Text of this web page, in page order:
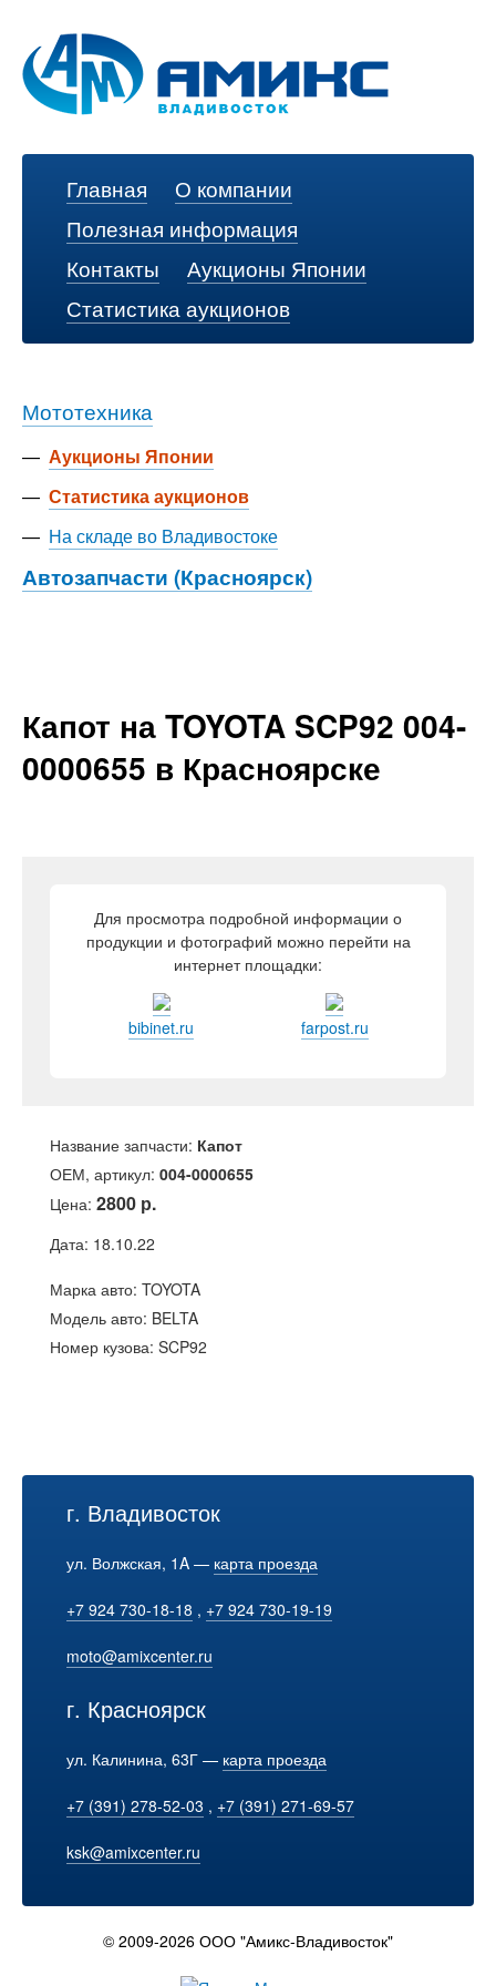
Главная
О компании
Полезная информация
Контакты
Аукционы Японии
Статистика аукционов
Мототехника
— Аукционы Японии
— Статистика аукционов
— На складе во Владивостоке
Автозапчасти (Красноярск)
Капот на TOYOTA SCP92 004-
0000655 в Красноярске
Для просмотра подробной информации о
продукции и фотографий можно перейти на
интернет площадки:
bibinet.ru farpost.ru
Название запчасти: Капот
ОЕМ, артикул: 004-0000655
Цена: 2800 р.
Дата: 18.10.22
Марка авто: TOYOTA
Модель авто: BELTA
Номер кузова: SCP92
г. Владивосток
ул. Волжская, 1A — карта проезда
+7 924 730-18-18 , +7 924 730-19-19
moto@amixcenter.ru
г. Красноярск
ул. Калинина, 63Г — карта проезда
+7 (391) 278-52-03 , +7 (391) 271-69-57
ksk@amixcenter.ru
© 2009-2026 ООО "Амикс-Владивосток"